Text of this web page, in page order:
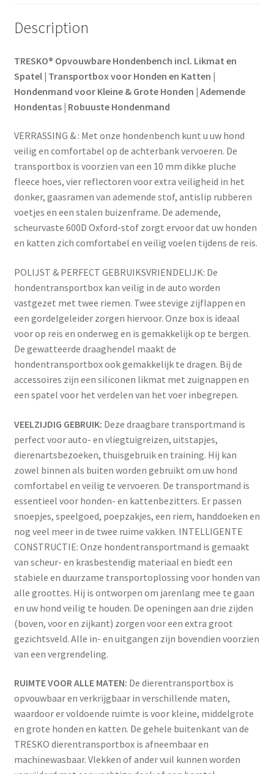
en
-
hondentransportbox
auto
-
kleine
en
grote
honden
-
rood
quantity
Description
TRESKO® Opvouwbare Hondenbench incl. Likmat en
Spatel | Transportbox voor Honden en Katten |
Hondenmand voor Kleine & Grote Honden | Ademende
Hondentas | Robuuste Hondenmand
VERRASSING & : Met onze hondenbench kunt u uw hond
veilig en comfortabel op de achterbank vervoeren. De
transportbox is voorzien van een 10 mm dikke pluche
fleece hoes, vier reflectoren voor extra veiligheid in het
donker, gaasramen van ademende stof, antislip rubberen
voetjes en een stalen buizenframe. De ademende,
scheurvaste 600D Oxford-stof zorgt ervoor dat uw honden
en katten zich comfortabel en veilig voelen tijdens de reis.
POLIJST & PERFECT GEBRUIKSVRIENDELIJK: De
hondentransportbox kan veilig in de auto worden
vastgezet met twee riemen. Twee stevige zijflappen en
een gordelgeleider zorgen hiervoor. Onze box is ideaal
voor op reis en onderweg en is gemakkelijk op te bergen.
De gewatteerde draaghendel maakt de
hondentransportbox ook gemakkelijk te dragen. Bij de
accessoires zijn een siliconen likmat met zuignappen en
een spatel voor het verdelen van het voer inbegrepen.
VEELZIJDIG GEBRUIK: Deze draagbare transportmand is
perfect voor auto- en vliegtuigreizen, uitstapjes,
dierenartsbezoeken, thuisgebruik en training. Hij kan
zowel binnen als buiten worden gebruikt om uw hond
comfortabel en veilig te vervoeren. De transportmand is
essentieel voor honden- en kattenbezitters. Er passen
snoepjes, speelgoed, poepzakjes, een riem, handdoeken en
nog veel meer in de twee ruime vakken. INTELLIGENTE
CONSTRUCTIE: Onze hondentransportmand is gemaakt
van scheur- en krasbestendig materiaal en biedt een
stabiele en duurzame transportoplossing voor honden van
alle groottes. Hij is ontworpen om jarenlang mee te gaan
en uw hond veilig te houden. De openingen aan drie zijden
(boven, voor en zijkant) zorgen voor een extra groot
gezichtsveld. Alle in- en uitgangen zijn bovendien voorzien
van een vergrendeling.
RUIMTE VOOR ALLE MATEN: De dierentransportbox is
opvouwbaar en verkrijgbaar in verschillende maten,
waardoor er voldoende ruimte is voor kleine, middelgrote
en grote honden en katten. De gehele buitenkant van de
TRESKO dierentransportbox is afneembaar en
machinewasbaar. Vlekken of ander vuil kunnen worden